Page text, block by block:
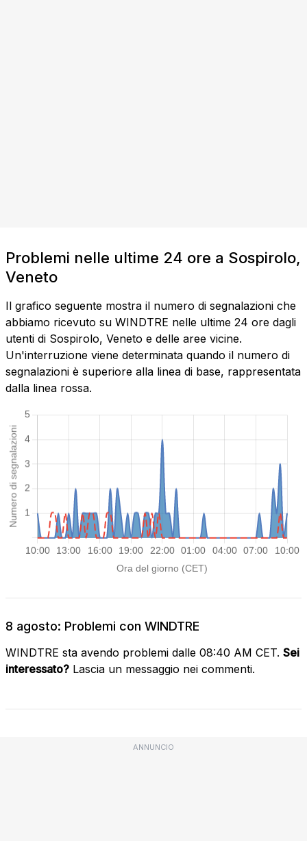
Problemi nelle ultime 24 ore a Sospirolo,
Veneto
Il grafico seguente mostra il numero di segnalazioni che
abbiamo ricevuto su WINDTRE nelle ultime 24 ore dagli
utenti di Sospirolo, Veneto e delle aree vicine.
Un'interruzione viene determinata quando il numero di
segnalazioni è superiore alla linea di base, rappresentata
dalla linea rossa.
8 agosto: Problemi con WINDTRE
WINDTRE sta avendo problemi dalle 08:40 AM CET. Sei
interessato? Lascia un messaggio nei commenti.
ANNUNCIO